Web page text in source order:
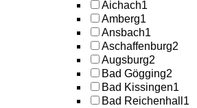
Aichach1
Amberg1
Ansbach1
Aschaffenburg2
Augsburg2
Bad Gögging2
Bad Kissingen1
Bad Reichenhall 1